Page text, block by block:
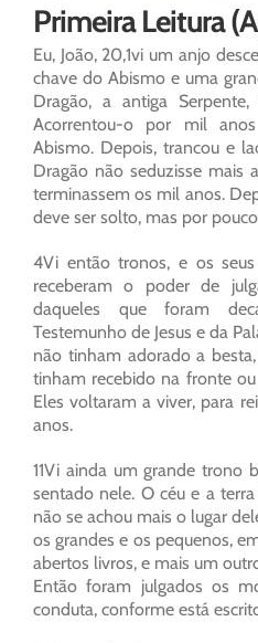
Primeira Leitura
Eu, João, 20,1vi um anjo
chave do Abismo e uma
Dragão, a antiga
Acorrentou-o por mil
Abismo. Depois, trancou e
Dragão não seduzisse mais
terminassem os mil anos.
deve ser solto, mas por
4Vi então tronos, e os
receberam o poder de
daqueles que foram
Testemunho de Jesus e da
não tinham adorado a
tinham recebido na fronte
Eles voltaram a viver, para
anos.
11Vi ainda um grande trono
sentado nele. O céu e a
não se achou mais o lugar
os grandes e os pequenos,
abertos livros, e mais um
Então foram julgados os
conduta, conforme está